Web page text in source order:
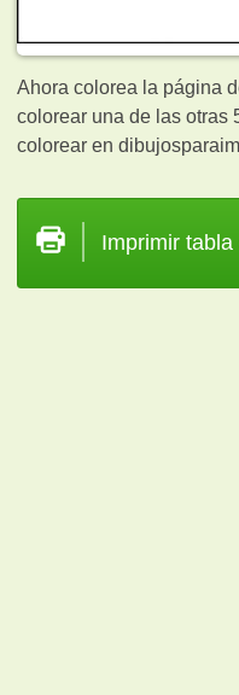
Ahora colorea la página
colorear una de las otras
colorear en
Imprimir